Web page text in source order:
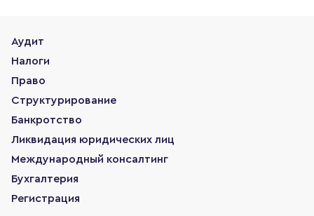
Аудит
Налоги
Право
Структурирование
Банкротство
Ликвидация юридических лиц
Международный консалтинг
Бухгалтерия
Регистрация